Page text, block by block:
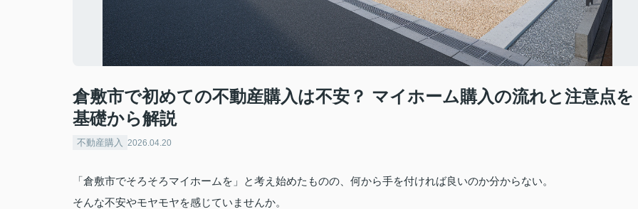
倉敷市で初めての不動産購入は不安？ マイホーム購入の流れと注意点を
基礎から解説
不動産購入 2026.04.20
「倉敷市でそろそろマイホームを」と考え始めたものの、何から手を付ければ良いのか分からない。
そんな不安やモヤモヤを感じていませんか。